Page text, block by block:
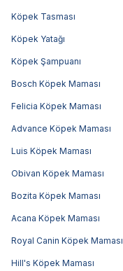
Köpek Tasması
Köpek Yatağı
Köpek Şampuanı
Bosch Köpek Maması
Felicia Köpek Maması
Advance Köpek Maması
Luis Köpek Maması
Obivan Köpek Maması
Bozita Köpek Maması
Acana Köpek Maması
Royal Canin Köpek Maması
Hill's Köpek Maması